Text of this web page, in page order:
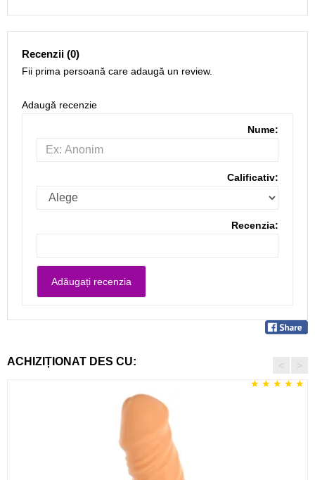
Recenzii (0)
Fii prima persoană care adaugă un review.
Adaugă recenzie
Nume:
Calificativ:
Recenzia:
ACHIZIȚIONAT DES CU: < >